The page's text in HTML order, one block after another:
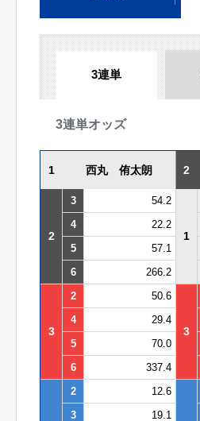
3連単
3連単オッズ
1 西丸 侑太朗 2
2
3 54.2
1
4
22.2
5
57.1
6
266.2
3
2 50.6
3
4
29.4
5
70.0
6
337.4
2 12.6
3
19.1